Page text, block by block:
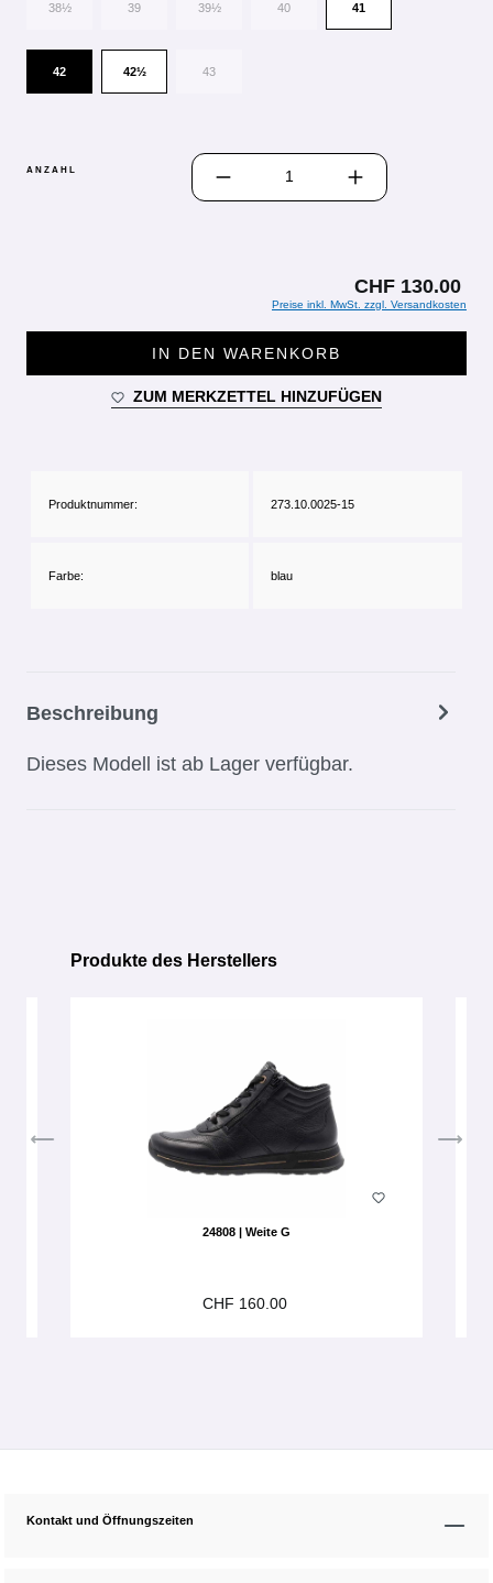
38½ 39 39½ 40 41
42 42½ 43
ANZAHL
PRODUKT ANZAHL: GIB DEN
CHF 130.00
Preise inkl. MwSt. zzgl. Versandkosten
IN DEN WARENKORB
ZUM MERKZETTEL HINZUFÜGEN
Produktnummer: 273.10.0025-15
Farbe: blau
Beschreibung
Dieses Modell ist ab Lager verfügbar.
Produktgalerie überspringen
Produkte des Herstellers
24808 | Weite G
CHF 160.00
Kontakt und Öffnungszeiten